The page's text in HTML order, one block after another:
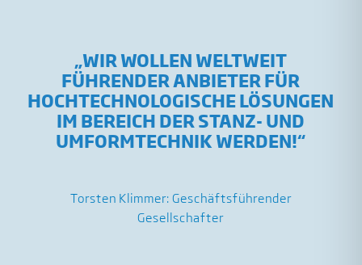
„WIR WOLLEN WELTWEIT
FÜHRENDER ANBIETER FÜR
HOCHTECHNOLOGISCHE LÖSUNGEN
IM BEREICH DER STANZ- UND
UMFORMTECHNIK WERDEN!“
Torsten Klimmer: Geschäftsführender
Gesellschafter